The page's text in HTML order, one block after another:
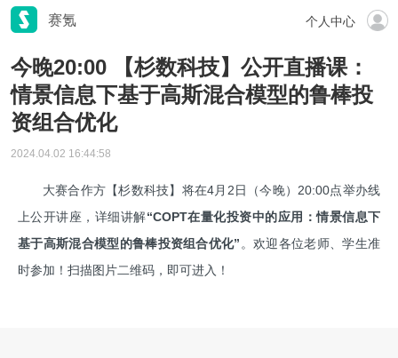
赛氪 个人中心
今晚20:00 【杉数科技】公开直播课：
情景信息下基于高斯混合模型的鲁棒投
资组合优化
2024.04.02 16:44:58
大赛合作方【杉数科技】将在4月2日（今晚）20:00点举办线
上公开讲座，详细讲解“COPT在量化投资中的应用：情景信息下
基于高斯混合模型的鲁棒投资组合优化” 。欢迎各位老师、学生准
时参加！扫描图片二维码，即可进入！